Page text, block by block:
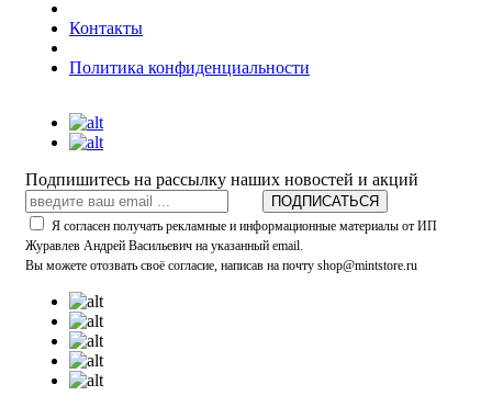
Контакты
Политика конфиденциальности
Подпишитесь на рассылку наших новостей и акций
ПОДПИСАТЬСЯ
Я согласен получать рекламные и информационные материалы от ИП
Журавлев Андрей Васильевич на указанный email.
Вы можете отозвать своё согласие, написав на почту shop@mintstore.ru